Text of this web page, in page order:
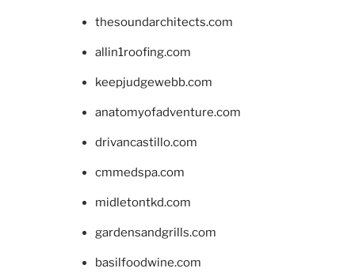
thesoundarchitects.com
allin1roofing.com
keepjudgewebb.com
anatomyofadventure.com
drivancastillo.com
cmmedspa.com
midletontkd.com
gardensandgrills.com
basilfoodwine.com